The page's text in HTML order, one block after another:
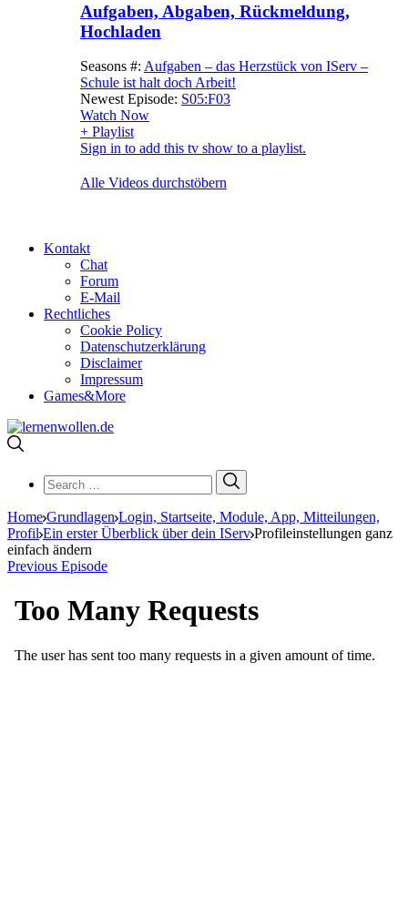
Aufgaben, Abgaben, Rückmeldung,
Hochladen
Seasons #: Aufgaben – das Herzstück von IServ –
Schule ist halt doch Arbeit!
Newest Episode: S05:F03
Watch Now
+ Playlist
Sign in to add this tv show to a playlist.
Alle Videos durchstöbern
Kontakt
Chat
Forum
E-Mail
Rechtliches
Cookie Policy
Datenschutzerklärung
Disclaimer
Impressum
Games&More
Search
for:
Home Grundlagen Login, Startseite, Module, App, Mitteilungen,
Profil Ein erster Überblick über dein IServ Profileinstellungen ganz
einfach ändern
Previous Episode